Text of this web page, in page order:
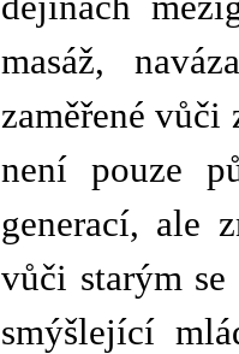
masáž,
zaměřené
není pouze
generací, ale
vůči starým
smýšlející